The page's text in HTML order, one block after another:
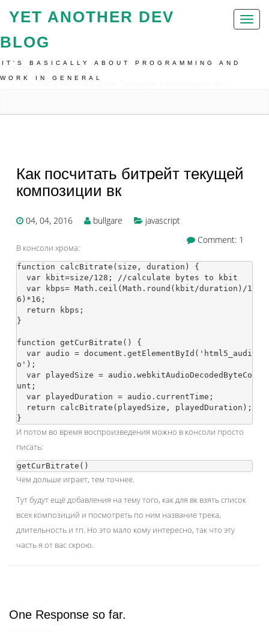
Toggle
YET ANOTHER DEV
BLOG
IT'S BASICALLY ABOUT PROGRAMMING AND
WORK IN GENERAL
Home
Javascript
Как Посчитать Битрейт Текущей Композиции Вк
Как посчитать битрейт текущей
композиции вк
04, 04, 2016 bullgare
javascript
Comment: 1
В консоли хрома:
function calcBitrate(size, duration) {
6)*16;
}
function getCurBitrate() {
o');
unt;
И потом во время воспроизведения можно в консоли просто
писать:
Чем дольше играет, тем точнее.
Тут будут ещё добавления на тему того, как для вк взять список
всех композиций и посмотреть по ним название трека,
длительность и тп. Но это мало кому интересно, так что эту
часть я от вас скрою.
One Response so far.